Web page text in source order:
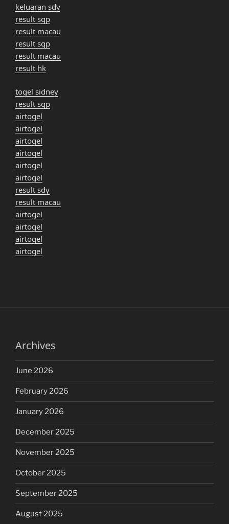
keluaran sdy
result sgp
result macau
result sgp
result macau
result hk
togel sidney
result sgp
airtogel
airtogel
airtogel
airtogel
airtogel
airtogel
result sdy
result macau
airtogel
airtogel
airtogel
airtogel
Archives
June 2026
February 2026
January 2026
December 2025
November 2025
October 2025
September 2025
August 2025